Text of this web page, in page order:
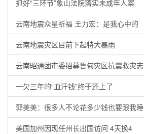
抓好“三环节”象山法院落实未成年人案
云南地震众星祈福 王力宏：是我心中的
云南地震灾区目前下起特大暴雨
云南昭通团市委招募鲁甸灾区抗震救灾志
一欠三年的“血汗钱”终于还上了
郭美美：很多人不论花多少钱也要跟我睡
美国加州因现任州长出国访问 4天换4